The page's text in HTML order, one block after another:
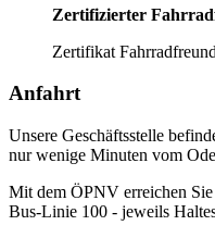
Zertifizierter
Zertifikat
Anfahrt
Unsere Geschäftsstelle
nur wenige Minuten vom
Mit dem ÖPNV erreichen
Bus-Linie 100 - jeweils